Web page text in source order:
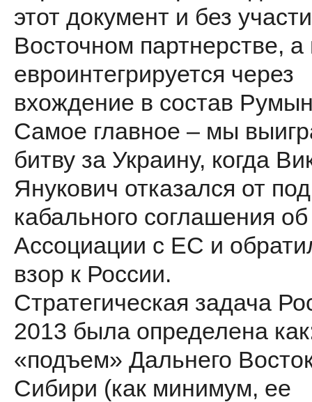
этот документ и без
Восточном партнерстве, а
евроинтегрируется через
вхождение в состав
Самое главное – мы
битву за Украину, когда
Янукович отказался от
кабального соглашения об
Ассоциации с ЕС и
взор к России.
Стратегическая задача
2013 была определена
«подъем» Дальнего
Сибири (как минимум, ее